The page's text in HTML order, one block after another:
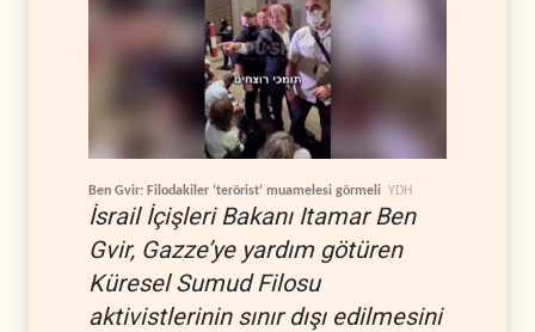
Ben Gvir: Filodakiler ‘terörist’ muamelesi görmeli YDH
İsrail İçişleri Bakanı Itamar Ben
Gvir, Gazze’ye yardım götüren
Küresel Sumud Filosu
aktivistlerinin sınır dışı edilmesini